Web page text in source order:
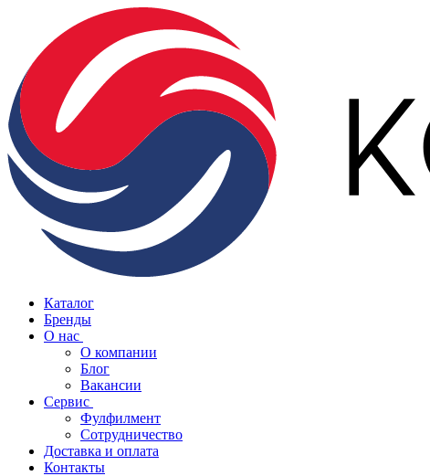
Каталог
Бренды
О нас
О компании
Блог
Вакансии
Сервис
Фулфилмент
Сотрудничество
Доставка и оплата
Контакты